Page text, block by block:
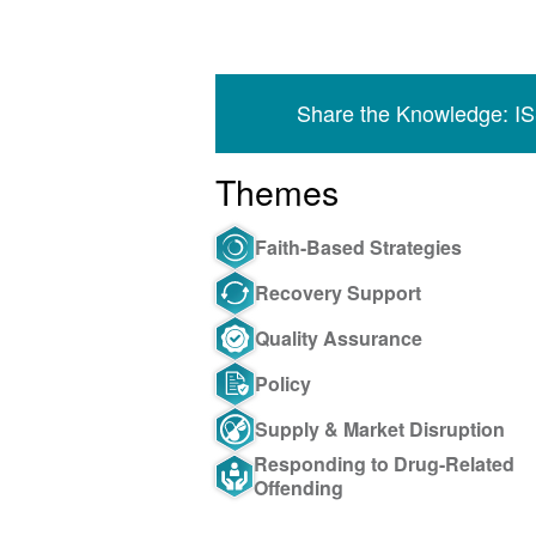
Share the Knowledge:
Themes
Faith-Based Strategies
Recovery Support
Quality Assurance
Policy
Supply & Market Disruption
Responding to Drug-Related
Offending